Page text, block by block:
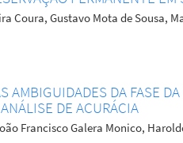
Coura, Gustavo Mota de Sousa,
AMBIGUIDADES DA FASE
DE ACURÁCIA
Francisco Galera Monico,